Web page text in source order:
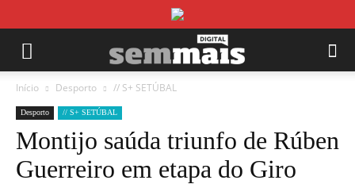
Início Desporto // S+ SETÚBAL
Desporto // S+ SETÚBAL
Montijo saúda triunfo de Rúben
Guerreiro em etapa do Giro